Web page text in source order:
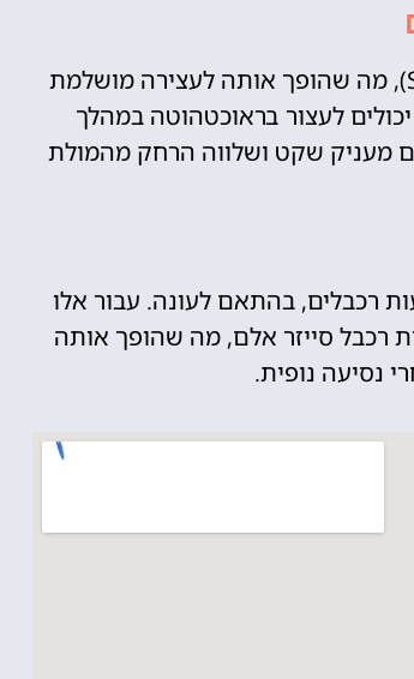
המסעדה ממוקמת בסמוך לאתר הסקי סייזר אלם (Seiser Alm), מה שהופך אותה לעצירה מושלמת
יכולים לעצור בראוכטהוטה במהלך
מעניק שקט ושלווה הרחק מהמולת
רכבלים, בהתאם לעונה. עבור אלו
רכבל סייזר אלם, מה שהופך אותה
נסיעה נופית.